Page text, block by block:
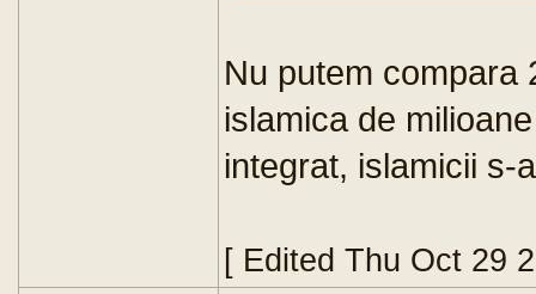
Nu putem compara
islamica de
integrat, islamicii s-
[ Edited Thu Oct 29